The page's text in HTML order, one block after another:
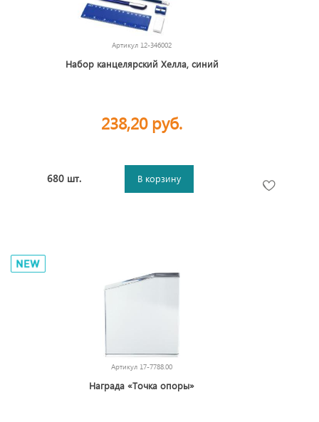
Артикул 12-346002
Набор канцелярский Хелла, синий
238,20 руб.
680 шт. В корзину
Артикул 17-7788.00
Награда «Точка опоры»